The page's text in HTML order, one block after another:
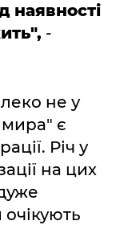
наявності
-
не у
мира" є
Річ у
на цих